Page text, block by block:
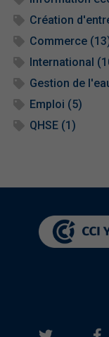
Création
Commerce
International
Gestion de
Emploi (5)
QHSE (1)